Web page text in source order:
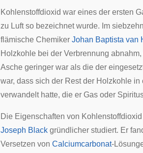
Kohlenstoffdioxid war eines der ersten
zu Luft so bezeichnet wurde. Im
flämische Chemiker Johan Baptista van
Holzkohle bei der Verbrennung
Asche geringer war als die der
war, dass sich der Rest der Holzkohle
verwandelt hatte, die er Gas oder
Die Eigenschaften von
Joseph Black gründlicher studiert. Er
Versetzen von Calciumcarbonat-